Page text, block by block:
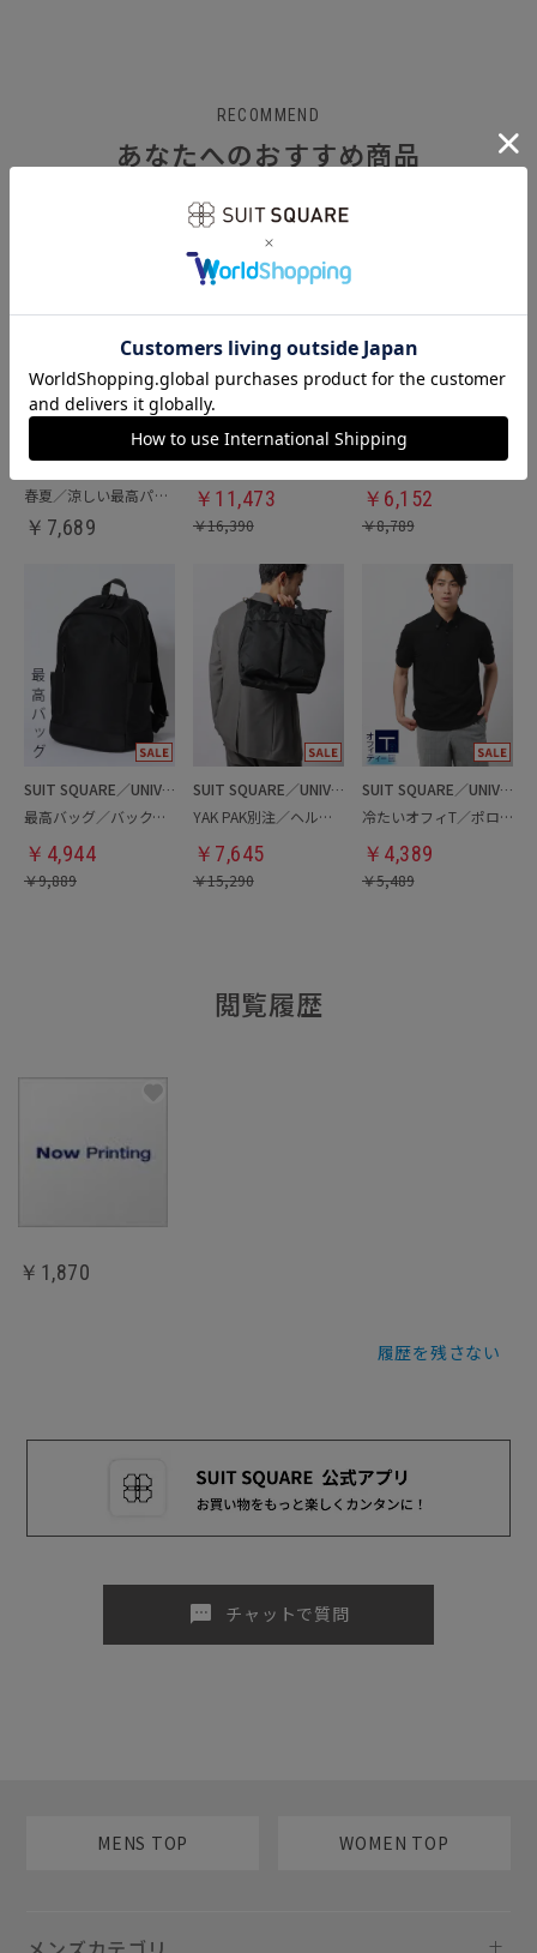
RECOMMEND
あなたへのおすすめ商品
SUIT SQUARE／UNIVERSAL LANGUAGE
春夏／涼しい最高パンツ
￥ 7,689
SUIT SQUARE／UNIVERSAL LANGUAGE
MENS／UNION IMPERIAL監修／コインローファー
￥ 11,473
￥16,390
春夏／テーパードパンツ
￥ 6,152
￥8,789
SUIT SQUARE／UNIVERSAL LANGUAGE
最高バッグ／バックパック
￥ 4,944
￥9,889
SUIT SQUARE／UNIVERSAL LANGUAGE
YAK PAK別注／ヘルメットバッグ
￥ 7,645
￥15,290
SUIT SQUARE／UNIVERSAL LANGUAGE
冷たいオフィT／ポロシャツ
￥ 4,389
￥5,489
閲覧履歴
￥1,870
履歴を残さない
sms チャットで質問
MENS TOP WOMEN TOP